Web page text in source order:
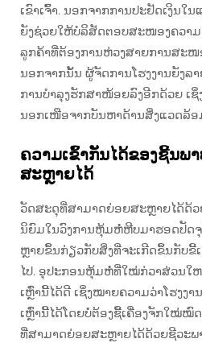
ເຂົາເຈົ້າ. ນອກຈາກການປະຢັດເງິນໃ
ຍັງຊ່ວຍໃຫ້ບໍລິສັດຕອບສະໜອງຄວາ
ລູກຄ້າທີ່ຕ້ອງການຫ່ວງສາຍການສະ
ນອກຈາກນັ້ນ ຜູ້ຈັດການໂຮງງານຍັງລ
ການບຳລຸງຮັກສາໜ້ອຍລົງອີກດ້ວຍ ເ
ນອກເໜືອຈາກບັນຫາດ້ານສິ່ງແວດລ້ອ
ຄວາມເຂົ້າກັນໄດ້ຂອງຊີ້ນພ
ສະຫຼາຍໄດ້
ວັດສະດຸທີ່ສາມາດຍ່ອຍສະຫຼາຍໄດ້ດ້ວ
ນິຍົມໃນວົງການຫຸ້ມຫໍ່ຫີບມາຮອດປັດຈຸ
ຫຼາຍຂຶ້ນກ່ຽວກັບສິ່ງທີ່ຈະເກີດຂຶ້ນກັບຂີ້
ໄປ. ອຸປະກອນຫຸ້ມຫໍ່ທີ່ໃໝ່ກ່ວາສ່ວນໃ
ເຫຼົ່ານີ້ໄດ້ດີ ເຊິ່ງໝາຍຄວາມວ່າໂຮງງ
ເຫຼົ່ານີ້ໄດ້ໂດຍບໍ່ຕ້ອງຊື້ເຄື່ອງຈັກໃໝ່ໝົ
ທີ່ສາມາດຍ່ອຍສະຫຼາຍໄດ້ດ້ວຍຊີວະພ